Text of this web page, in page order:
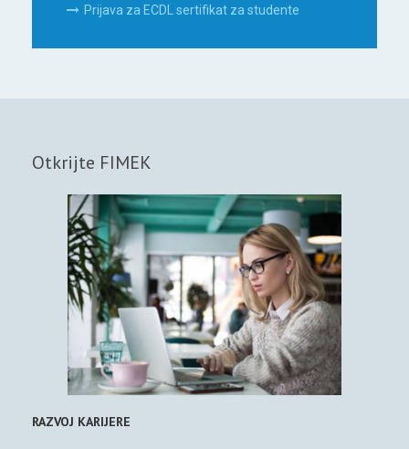
Prijava za ECDL sertifikat za studente
Otkrijte FIMEK
RAZVOJ KARIJERE